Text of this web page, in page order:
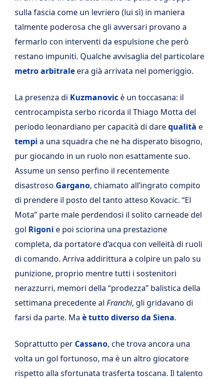
sulla fascia come un levriero (lui sì) in maniera
talmente poderosa che gli avversari provano a
fermarlo con interventi da espulsione che però
restano impuniti. Qualche avvisaglia del particolare
metro arbitraleera già arrivata nel pomeriggio.
La presenza di Kuzmanovicè un toccasana: il
centrocampista serbo ricorda il Thiago Motta del
periodo leonardiano per capacità di darequalità e
tempi a una squadra che ne ha disperato bisogno,
pur giocando in un ruolo non esattamente suo.
Assume un senso perfino il recentemente
disastroso Gargano, chiamato all’ingrato compito
di prendere il posto del tanto atteso Kovacic. “El
Mota” parte male perdendosi il solito carneade del
gol Rigoni e poi sciorina una prestazione
completa, da portatore d’acqua con velleità di ruoli
di comando. Arriva addirittura a colpire un palo su
punizione, proprio mentre tutti i sostenitori
nerazzurri, memori della “prodezza” balistica della
settimana precedente al Franchi, gli gridavano di
farsi da parte. Ma è tutto diverso da Siena.
Soprattutto per Cassano, che trova ancora una
volta un gol fortunoso, ma è un altro giocatore
rispetto alla sfortunata trasferta toscana. Il talento